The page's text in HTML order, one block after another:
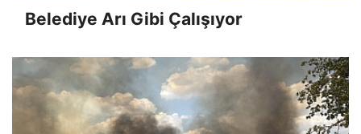
Belediye Arı Gibi Çalışıyor